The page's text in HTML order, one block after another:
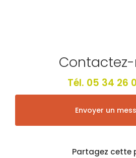
Tél. 05 34 26
Envoyer un
Partagez cette